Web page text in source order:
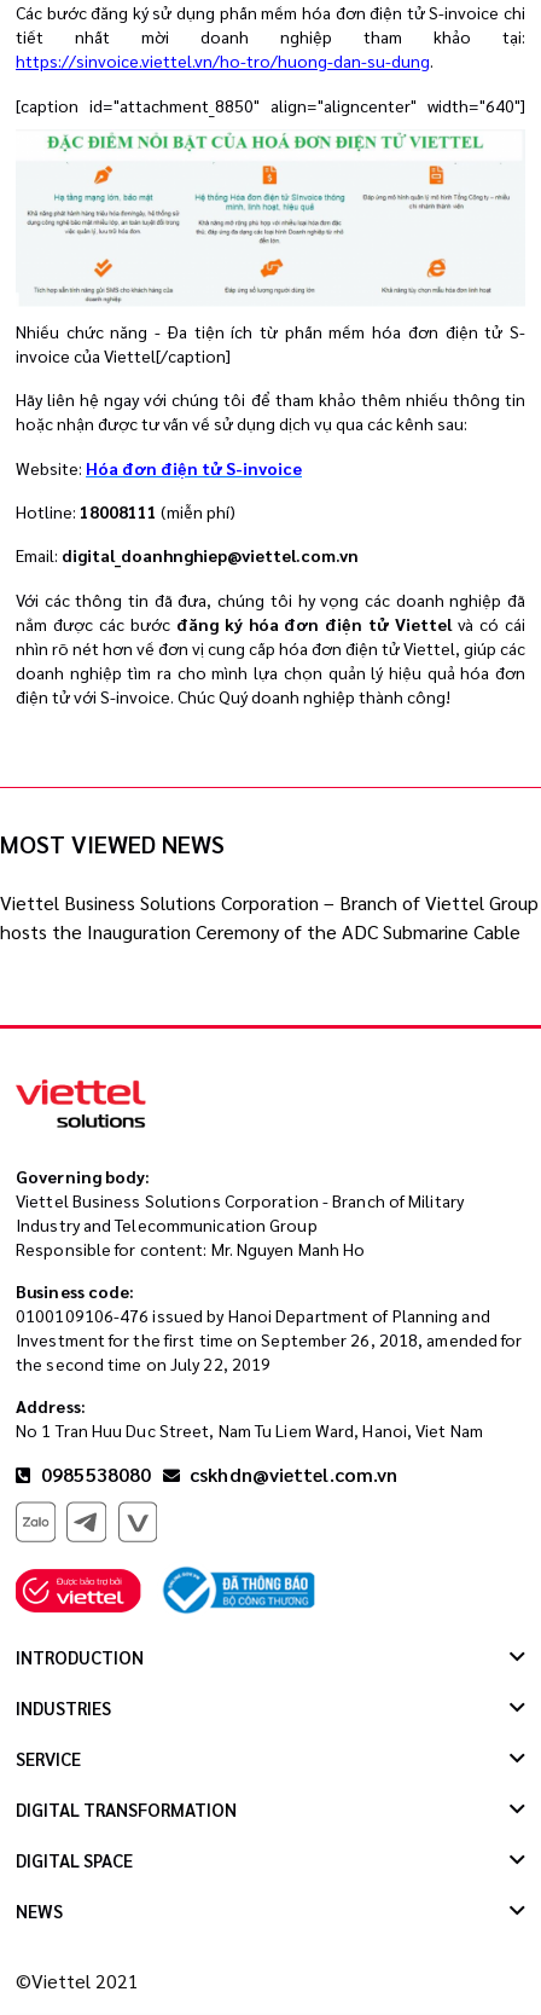
Các bước đăng ký sử dụng phần mềm hóa đơn điện tử S-invoice chi
tiết nhất mời doanh nghiệp tham khảo tại:
https://sinvoice.viettel.vn/ho-tro/huong-dan-su-dung.
[caption id="attachment_8850" align="aligncenter" width="640"]
Nhiều chức năng - Đa tiện ích từ phần mềm hóa đơn điện tử S-
invoice của Viettel[/caption]
Hãy liên hệ ngay với chúng tôi để tham khảo thêm nhiều thông tin
hoặc nhận được tư vấn về sử dụng dịch vụ qua các kênh sau:
Website: Hóa đơn điện tử S-invoice
Hotline: 18008111 (miễn phí)
Email: digital_doanhnghiep@viettel.com.vn
Với các thông tin đã đưa, chúng tôi hy vọng các doanh nghiệp đã
nắm được các bước đăng ký hóa đơn điện tử Viettelvà có cái
nhìn rõ nét hơn về đơn vị cung cấp hóa đơn điện tử Viettel, giúp các
doanh nghiệp tìm ra cho mình lựa chọn quản lý hiệu quả hóa đơn
điện tử với S-invoice. Chúc Quý doanh nghiệp thành công!
MOST VIEWED NEWS
Viettel Business Solutions Corporation – Branch of Viettel Group
hosts the Inauguration Ceremony of the ADC Submarine Cable
Governing body:
Viettel Business Solutions Corporation - Branch of Military
Industry and Telecommunication Group
Responsible for content: Mr. Nguyen Manh Ho
Business code:
0100109106-476 issued by Hanoi Department of Planning and
Investment for the first time on September 26, 2018, amended for
the second time on July 22, 2019
Address:
No 1 Tran Huu Duc Street, Nam Tu Liem Ward, Hanoi, Viet Nam
0985538080 cskhdn@viettel.com.vn
INTRODUCTION
INDUSTRIES
SERVICE
DIGITAL TRANSFORMATION
DIGITAL SPACE
NEWS
©Viettel 2021